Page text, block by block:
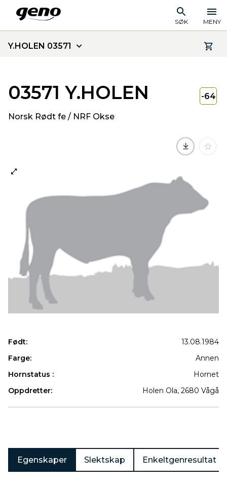
SØK MENY
Y.HOLEN 03571
03571 Y.HOLEN
Norsk Rødt fe / NRF Okse
-64
Født:
13.08.1984
Farge:
Annen
Hornstatus :
Hornet
Oppdretter:
Holen Ola, 2680 Vågå
Egenskaper Slektskap Enkeltgenresultat